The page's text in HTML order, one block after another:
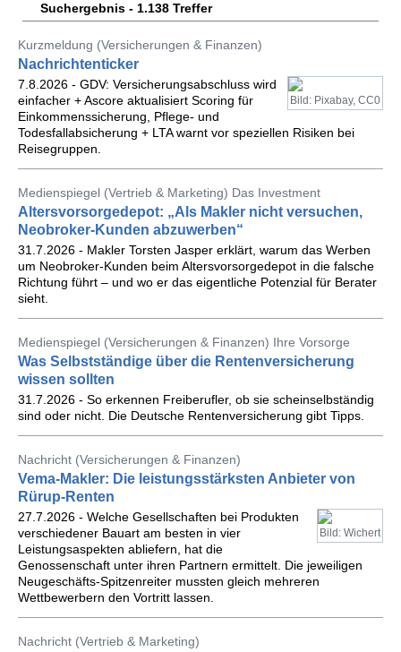
Suchergebnis - 1.138 Treffer
Kurzmeldung (Versicherungen & Finanzen)
Nachrichtenticker
Bild: Pixabay, CC0
7.8.2026 - GDV: Versicherungsabschluss wird
einfacher + Ascore aktualisiert Scoring für
Einkommenssicherung, Pflege- und
Todesfallabsicherung + LTA warnt vor speziellen Risiken bei
Reisegruppen.
Medienspiegel (Vertrieb & Marketing) Das Investment
Altersvorsorgedepot: „Als Makler nicht versuchen,
Neobroker-Kunden abzuwerben“
31.7.2026 - Makler Torsten Jasper erklärt, warum das Werben
um Neobroker-Kunden beim Altersvorsorgedepot in die falsche
Richtung führt – und wo er das eigentliche Potenzial für Berater
sieht.
Medienspiegel (Versicherungen & Finanzen) Ihre Vorsorge
Was Selbstständige über die Rentenversicherung
wissen sollten
31.7.2026 - So erkennen Freiberufler, ob sie scheinselbständig
sind oder nicht. Die Deutsche Rentenversicherung gibt Tipps.
Nachricht (Versicherungen & Finanzen)
Vema-Makler: Die leistungsstärksten Anbieter von
Rürup-Renten
Bild: Wichert
27.7.2026 - Welche Gesellschaften bei Produkten
verschiedener Bauart am besten in vier
Leistungsaspekten abliefern, hat die
Genossenschaft unter ihren Partnern ermittelt. Die jeweiligen
Neugeschäfts-Spitzenreiter mussten gleich mehreren
Wettbewerbern den Vortritt lassen.
Nachricht (Vertrieb & Marketing)